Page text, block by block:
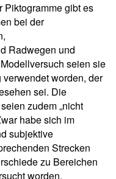
Piktogramme gibt es
bei der
Radwegen und
seien sie
worden, der
sei. Die
zudem „nicht
habe sich im
subjektive
Strecken
zu Bereichen
worden.